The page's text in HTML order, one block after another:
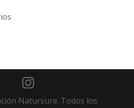
Natursure. Todos los